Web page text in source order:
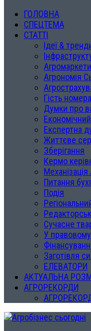
ГОЛОВНА
СПЕЦТЕМА
СТАТТІ
Ідеї &
Агрономія
Гість номера
Думки про
Експертна
Життєве
Зберігання
Кермо
Питання
Подія
Сучасне
У правовому
Заготівля
ЕЛЕВАТОРИ
АКТУАЛЬНА
АГРОРЕКОРДИ